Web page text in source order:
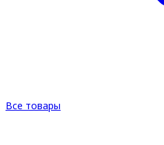
Все товары